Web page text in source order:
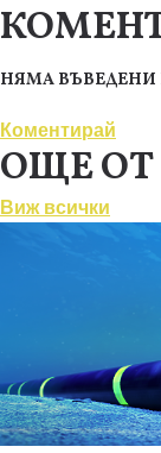
НЯМА ВЪВЕДЕНИ
Коментирай
ОЩЕ
Виж всички